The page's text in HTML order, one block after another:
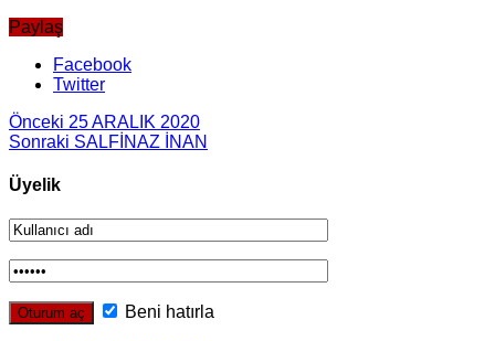
Paylaş
Facebook
Twitter
Önceki 25 ARALIK 2020
Sonraki SALFİNAZ İNAN
Üyelik
Beni hatırla